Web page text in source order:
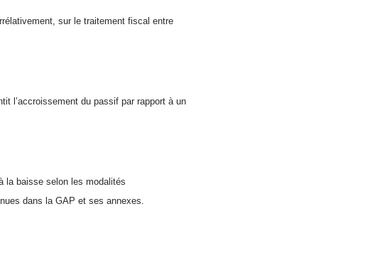
sur le traitement fiscal entre
l’accroissement du passif par rapport à un
la baisse selon les modalités
dans la GAP et ses annexes.